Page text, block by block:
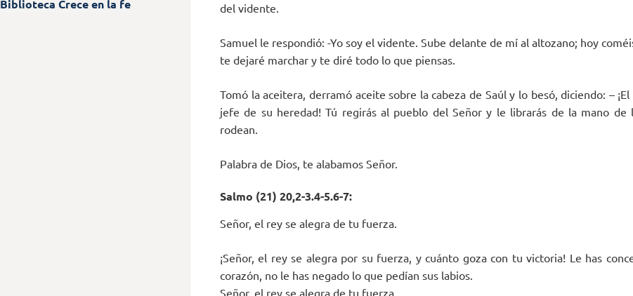
Biblioteca Crece en la fe
del vidente.
Samuel le respondió: -Yo soy el vidente. Sube delante de mí al altozano; hoy
te dejaré marchar y te diré todo lo que piensas.
Tomó la aceitera, derramó aceite sobre la cabeza de Saúl y lo besó, diciendo: –
jefe de su heredad! Tú regirás al pueblo del Señor y le librarás de la mano de
rodean.
Palabra de Dios, te alabamos Señor.
Salmo (21) 20,2-3.4-5.6-7:
Señor, el rey se alegra de tu fuerza.
¡Señor, el rey se alegra por su fuerza, y cuánto goza con tu victoria! Le has
corazón, no le has negado lo que pedían sus labios.
Señor, el rey se alegra de tu fuerza.